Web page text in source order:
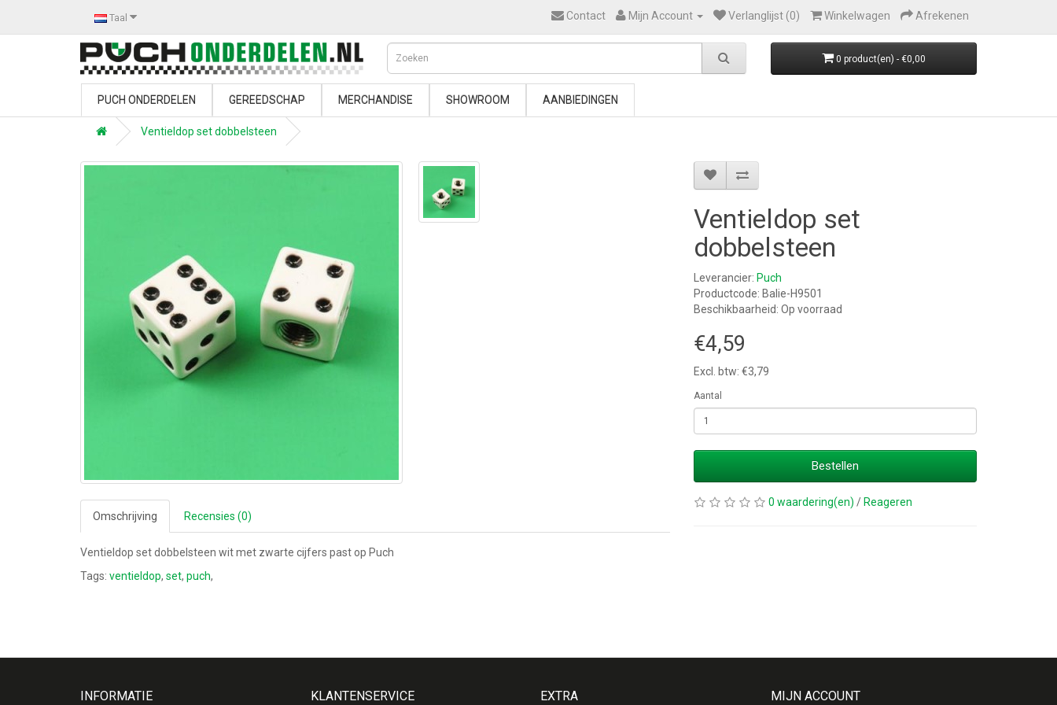
Taal Contact Mijn Account Verlanglijst (0) Winkelwagen Afrekenen
0 product(en) - €0,00
PUCH ONDERDELEN GEREEDSCHAP MERCHANDISE SHOWROOM AANBIEDINGEN
Ventieldop set dobbelsteen
Omschrijving Recensies (0)
Ventieldop set dobbelsteen wit met zwarte cijfers past op Puch
Ventieldop set
dobbelsteen
Leverancier: Puch
Productcode: Balie-H9501
Beschikbaarheid: Op voorraad
€4,59
Excl. btw: €3,79
Aantal
Bestellen
0 waardering(en) / Reageren
Tags: ventieldop, set, puch,
INFORMATIE KLANTENSERVICE EXTRA MIJN ACCOUNT